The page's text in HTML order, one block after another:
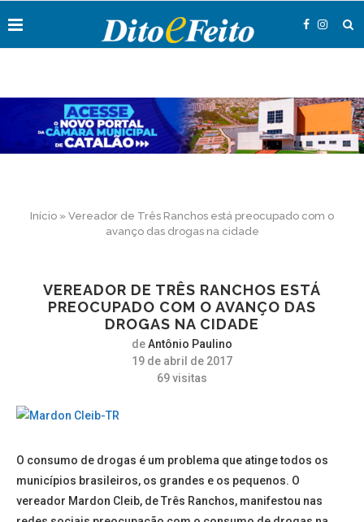
Início » Vereador de Três Ranchos está preocupado com o
avanço das drogas na cidade
VEREADOR DE TRÊS RANCHOS ESTÁ
PREOCUPADO COM O AVANÇO DAS
DROGAS NA CIDADE
deAntônio Paulino
19 de abril de 2017
69visitas
O consumo de drogas é um problema que atinge todos os
municípios brasileiros, os grandes e os pequenos. O
vereador Mardon Cleib, de Três Ranchos, manifestou nas